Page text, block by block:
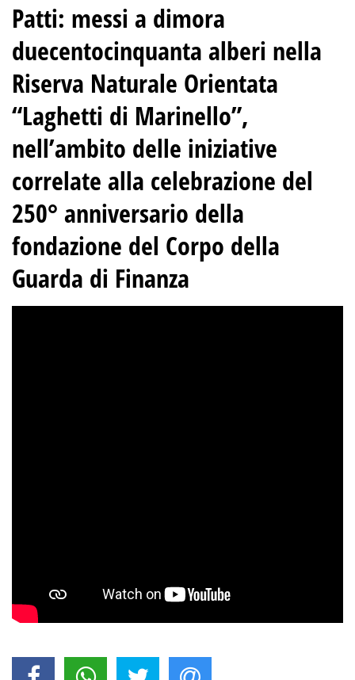
Patti: messi a dimora
duecentocinquanta alberi nella
Riserva Naturale Orientata
“Laghetti di Marinello”,
nell’ambito delle iniziative
correlate alla celebrazione del
250° anniversario della
fondazione del Corpo della
Guarda di Finanza